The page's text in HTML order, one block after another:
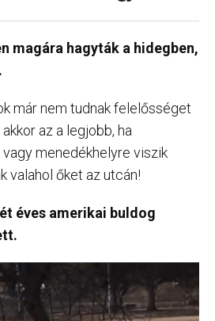
magára hagyták a hidegben,
már nem tudnak felelősséget
az a legjobb, ha
menedékhelyre viszik
valahol őket az utcán!
éves amerikai buldog